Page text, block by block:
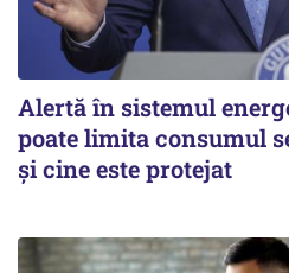
Alertă în sistemul
poate limita consumul
și cine este protejat